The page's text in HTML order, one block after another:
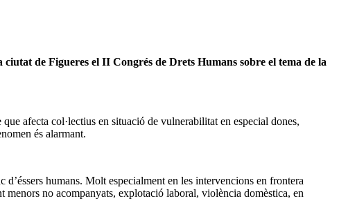
de Figueres el II Congrés de Drets Humans sobre el tema de la
afecta col·lectius en situació de vulnerabilitat en especial dones,
és alarmant.
humans. Molt especialment en les intervencions en frontera
menors no acompanyats, explotació laboral, violència domèstica, en